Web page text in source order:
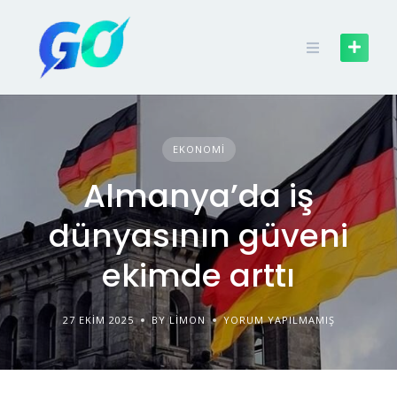
EKONOMI
Almanya’da iş
dünyasının güveni
ekimde arttı
27 EKIM 2025 BY LIMON YORUM YAPILMAMIŞ